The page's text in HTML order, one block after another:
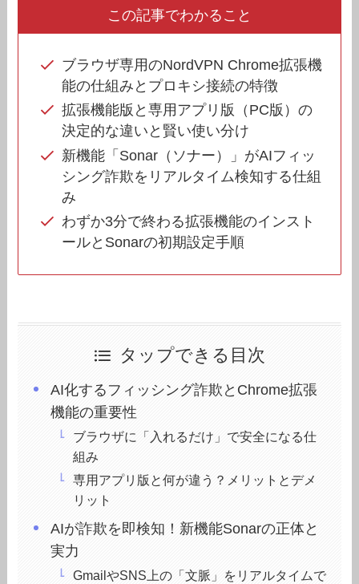
この記事でわかること
ブラウザ専用のNordVPN Chrome拡張機
能の仕組みとプロキシ接続の特徴
拡張機能版と専用アプリ版（PC版）の
決定的な違いと賢い使い分け
新機能「Sonar（ソナー）」がAIフィッ
シング詐欺をリアルタイム検知する仕組
み
わずか3分で終わる拡張機能のインスト
ールとSonarの初期設定手順
タップできる目次
AI化するフィッシング詐欺とChrome拡張
機能の重要性
ブラウザに「入れるだけ」で安全になる仕
組み
専用アプリ版と何が違う？メリットとデメ
リット
AIが詐欺を即検知！新機能Sonarの正体と
実力
GmailやSNS上の「文脈」をリアルタイムで